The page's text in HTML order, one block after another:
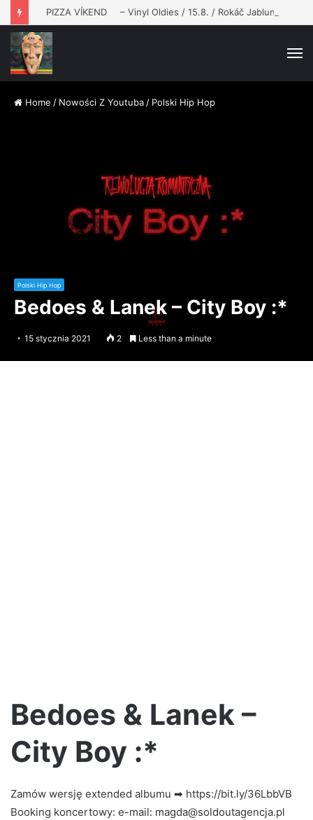
PIZZA VÍKEND – Vinyl Oldies / 15.8. / Rokáč Jablunkov
Home / Nowości Z Youtuba / Polski Hip Hop
Polski Hip Hop
Bedoes & Lanek – City Boy :*
15 stycznia 2021 2 Less than a minute
Bedoes & Lanek –
City Boy :*
Zamów wersję extended albumu ➡ https://bit.ly/36LbbVB
Booking koncertowy: e-mail: magda@soldoutagencja.pl